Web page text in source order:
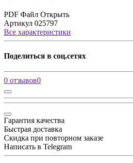
PDF Файл Открыть
Артикул 025797
Все характеристики
Поделиться в соц.сетях
0 отзывов0
Гарантия качества
Быстрая доставка
Скидка при повторном заказе
Написать в Telegram